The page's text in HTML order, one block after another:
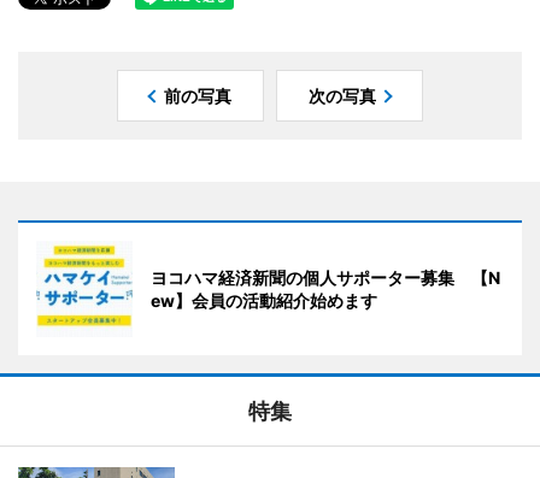
前の写真 次の写真
ヨコハマ経済新聞の個人サポーター募集 【N
ew】会員の活動紹介始めます
特集